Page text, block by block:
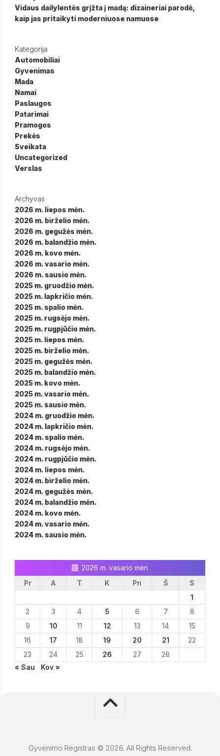
Vidaus dailylentės grįžta į madą: dizaineriai parodė,
kaip jas pritaikyti moderniuose namuose
Kategorija
Automobiliai
Gyvenimas
Mada
Namai
Paslaugos
Patarimai
Pramogos
Prekės
Sveikata
Uncategorized
Verslas
Archyvas
2026 m. liepos mėn.
2026 m. birželio mėn.
2026 m. gegužės mėn.
2026 m. balandžio mėn.
2026 m. kovo mėn.
2026 m. vasario mėn.
2026 m. sausio mėn.
2025 m. gruodžio mėn.
2025 m. lapkričio mėn.
2025 m. spalio mėn.
2025 m. rugsėjo mėn.
2025 m. rugpjūčio mėn.
2025 m. liepos mėn.
2025 m. birželio mėn.
2025 m. gegužės mėn.
2025 m. balandžio mėn.
2025 m. kovo mėn.
2025 m. vasario mėn.
2025 m. sausio mėn.
2024 m. gruodžio mėn.
2024 m. lapkričio mėn.
2024 m. spalio mėn.
2024 m. rugsėjo mėn.
2024 m. rugpjūčio mėn.
2024 m. liepos mėn.
2024 m. birželio mėn.
2024 m. gegužės mėn.
2024 m. balandžio mėn.
2024 m. kovo mėn.
2024 m. vasario mėn.
2024 m. sausio mėn.
2026 m. vasario mėn.
Pr
A T K Pn Š
S
1
2
3 4 5 6 7
8
9
10 11 12 13 14
15
16
17 18 19 20 21
22
23
24 25 26 27
28
« Sau
Kov »
Gyvenimo Registras © 2026. All Rights Reserved.